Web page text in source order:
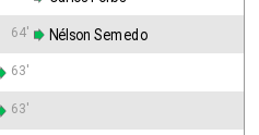
64' Nélson Semedo
63'
63'